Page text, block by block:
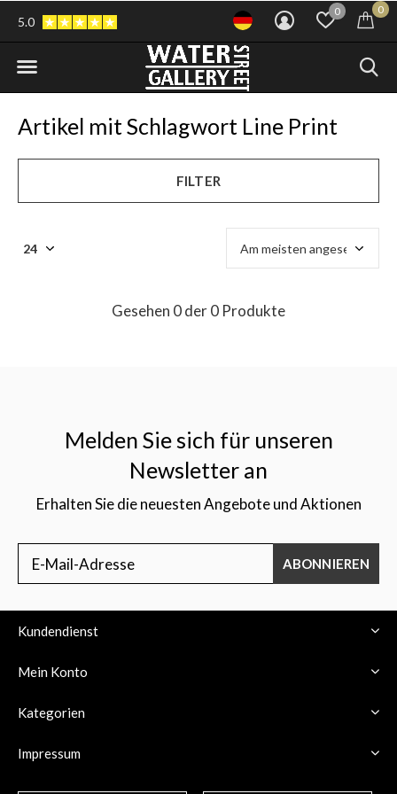
0 0
5.0
Artikel mit Schlagwort Line Print
FILTER
Gesehen 0 der 0 Produkte
Melden Sie sich für unseren
Newsletter an
Erhalten Sie die neuesten Angebote und Aktionen
ABONNIEREN
Kundendienst
Mein Konto
Kategorien
Impressum